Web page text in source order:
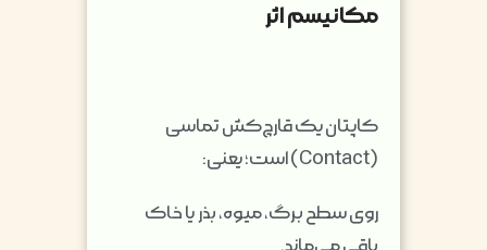
مکانیسم اثر
کاپتان یک قارچ‌کش تماسی
(Contact) است؛ یعنی:
روی سطح برگ، میوه، بذر یا خاک